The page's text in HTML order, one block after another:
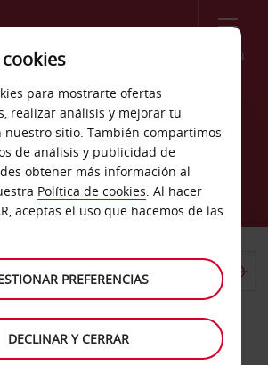
Menú
coches
de devolución
HASTA
para mostrarte ofertas
realizar análisis y mejorar tu
nuestro sitio. También compartimos
de análisis y publicidad de
obtener más información al
Política de cookies. Al hacer
aceptas el uso que hacemos de las
PREFERENCIAS
DECLINAR Y CERRAR